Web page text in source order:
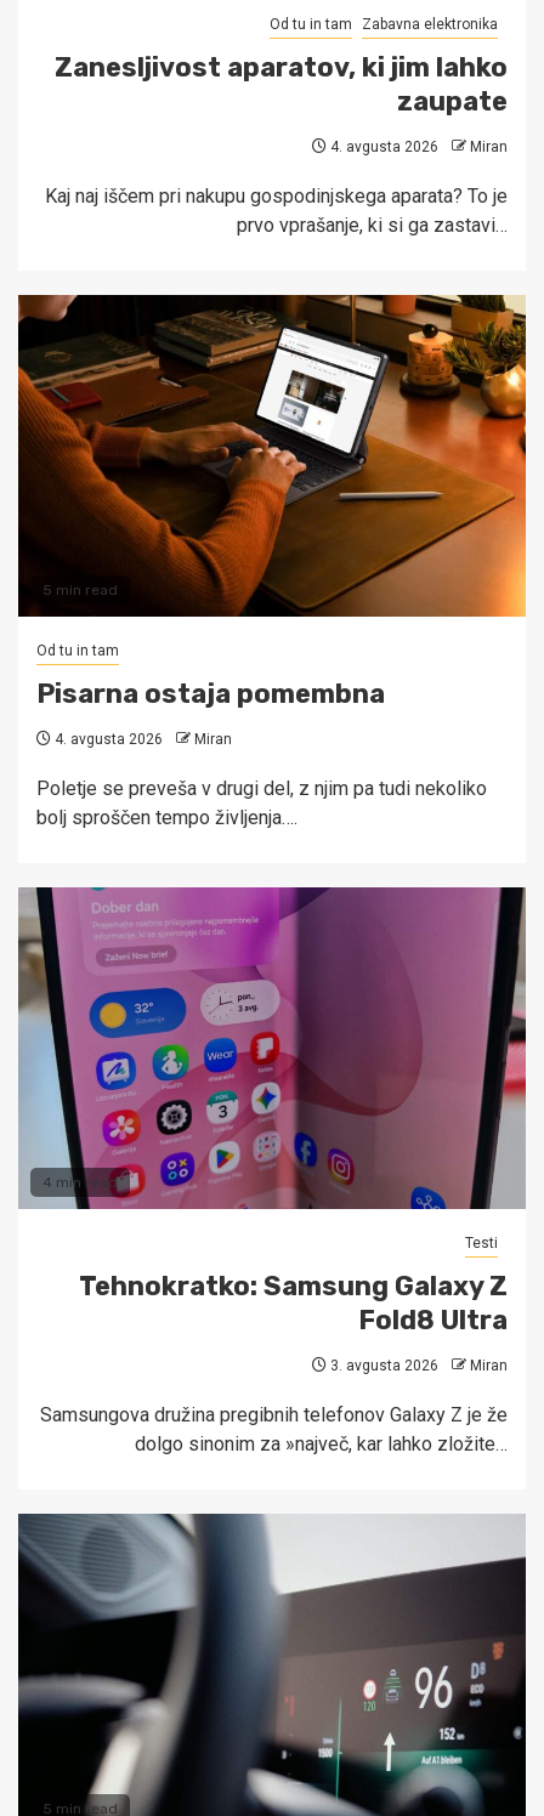
Od tu in tam Zabavna elektronika
Zanesljivost aparatov, ki jim lahko
zaupate
4. avgusta 2026 Miran
Kaj naj iščem pri nakupu gospodinjskega aparata? To je
prvo vprašanje, ki si ga zastavi…
5 min read
Od tu in tam
Pisarna ostaja pomembna
4. avgusta 2026 Miran
Poletje se preveša v drugi del, z njim pa tudi nekoliko
bolj sproščen tempo življenja….
4 min read
Testi
Tehnokratko: Samsung Galaxy Z
Fold8 Ultra
3. avgusta 2026 Miran
Samsungova družina pregibnih telefonov Galaxy Z je že
dolgo sinonim za »največ, kar lahko zložite…
5 min read